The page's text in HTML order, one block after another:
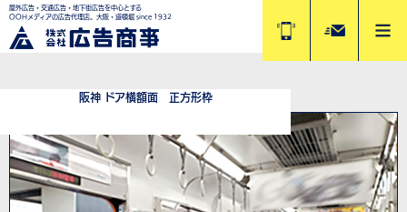
屋外広告・交通広告・地下街広告を中心とする
OOHメディアの広告代理店。大阪・道頓堀 since 1932
阪神 ドア横額面 正方形枠